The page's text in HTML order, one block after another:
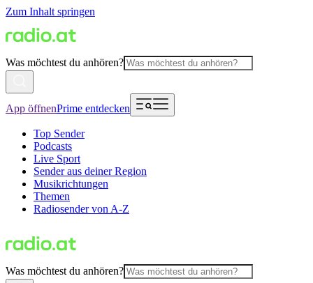
Zum Inhalt springen
Was möchtest du anhören?
App öffnenPrime entdecken
Top Sender
Podcasts
Live Sport
Sender aus deiner Region
Musikrichtungen
Themen
Radiosender von A-Z
Was möchtest du anhören?